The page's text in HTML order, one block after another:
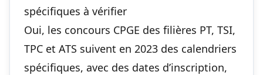
spécifiques à vérifier
Oui, les concours CPGE des filières PT, TSI,
TPC et ATS suivent en 2023 des calendriers
spécifiques, avec des dates d’inscription,